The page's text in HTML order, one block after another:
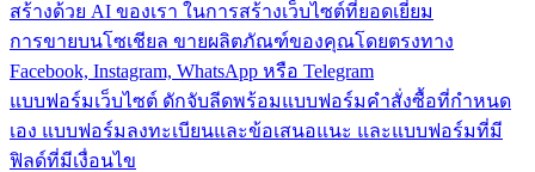
สร้างด้วย AI ของเรา ในการสร้างเว็บไซต์ที่ยอดเยี่ยม
การขายบนโซเชียล ขายผลิตภัณฑ์ของคุณโดยตรงทาง
Facebook, Instagram, WhatsApp หรือ Telegram
แบบฟอร์มเว็บไซต์ ดักจับลีดพร้อมแบบฟอร์มคำสั่งซื้อที่กำหนด
เอง แบบฟอร์มลงทะเบียนและข้อเสนอแนะ และแบบฟอร์มที่มี
ฟิลด์ที่มีเงื่อนไข